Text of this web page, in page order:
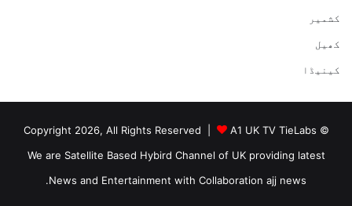
کشمیر
کھیل
کینیڈا
© Copyright 2026, All Rights Reserved |
A1 UK TV TieLabs
We are Satellite Based Hybird Channel of UK providing latest
News and Entertainment with Collaboration ajj news.